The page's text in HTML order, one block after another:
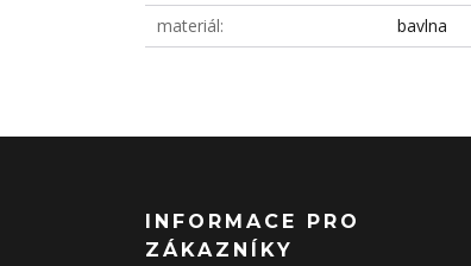
materiál
bavlna
INFORMACE PRO
ZÁKAZNÍKY